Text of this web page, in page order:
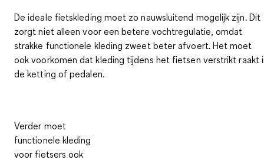
De ideale fietskleding moet zonauwsluitend mogelijk zijn. Dit
zorgt niet alleen voor een betere vochtregulatie, omdat
strakke functionele kleding zweet beter afvoert. Het moet
ook voorkomen dat kleding tijdens het fietsen verstrikt raakt
de ketting of pedalen.
Verder moet
functionele kleding
voor fietsers ook